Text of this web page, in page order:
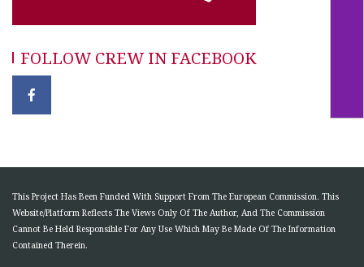
FOLLOW CREW IN FACEBOOK
This Project Has Been Funded With Support From The European Commission. This
Website/Platform Reflects The Views Only Of The Author, And The Commission
Cannot Be Held Responsible For Any Use Which May Be Made Of The Information
Contained Therein.